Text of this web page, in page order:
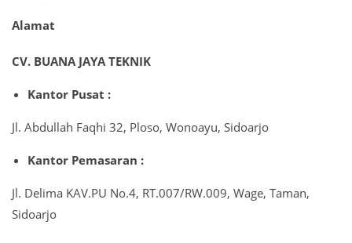
Alamat
CV. BUANA JAYA TEKNIK
Kantor Pusat :
Jl. Abdullah Faqhi 32, Ploso, Wonoayu, Sidoarjo
Kantor Pemasaran :
Jl. Delima KAV.PU No.4, RT.007/RW.009, Wage, Taman,
Sidoarjo